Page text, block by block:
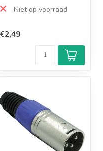
Niet op voorraad
€2,49